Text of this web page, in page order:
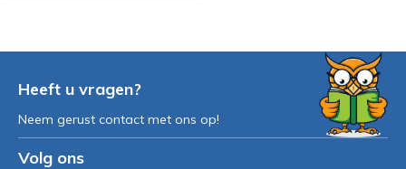
Heeft u vragen?
Neem gerust contact met ons op!
Volg ons